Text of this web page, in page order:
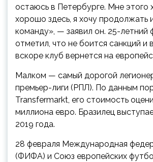
остаюсь в Петербурге. Мне этого
хорошо здесь, я хочу продолжать
команду», — заявил он. 25-летний
отметил, что не боится санкций и
вскоре клуб вернется на
Малком — самый дорогой
премьер-лиги (РПЛ). По данным
Transfermarkt, его стоимость
миллиона евро. Бразилец
2019 года.
28 февраля Международная
(ФИФА) и Союз европейских